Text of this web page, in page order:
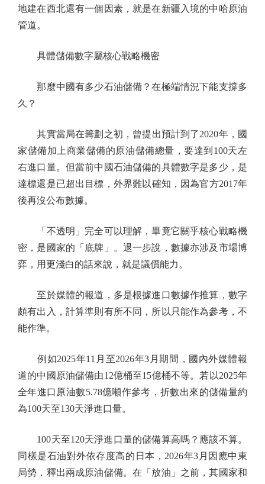
地建在西北還有一個因素，就是在新疆入境的中哈原油
管道。
具體儲備數字屬核心戰略機密
那麼中國有多少石油儲備？在極端情況下能支撐多
久？
其實當局在籌劃之初，曾提出預計到了2020年，國
家儲備加上商業儲備的原油儲備總量，要達到100天左
右進口量。但當前中國石油儲備的具體數字是多少，是
達標還是已超出目標，外界難以確知，因為官方2017年
後再沒公布數據。
「不透明」完全可以理解，畢竟它關乎核心戰略機
密，是國家的「底牌」。退一步說，數據亦涉及市場博
弈，用更淺白的話來說，就是議價能力。
至於媒體的報道，多是根據進口數據作推算，數字
頗有出入，計算準則有所不同，所以只能作為參考，不
能作準。
例如2025年11月至2026年3月期間，國內外媒體報
道的中國原油儲備由12億桶至15億桶不等。若以2025年
全年進口原油數5.78億噸作參考，折數出來的儲備量約
為100天至130天淨進口量。
100天至120天淨進口量的儲備算高嗎？應該不算。
同樣是石油對外依存度高的日本，2026年3月因應中東
局勢，釋出兩成原油儲備。在「放油」之前，其國家和